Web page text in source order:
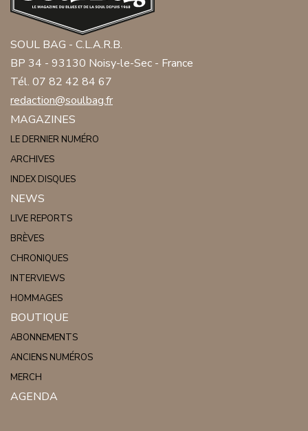
SOUL BAG - C.L.A.R.B.
BP 34 - 93130 Noisy-le-Sec - France
Tél. 07 82 42 84 67
redaction@soulbag.fr
MAGAZINES
LE DERNIER NUMÉRO
ARCHIVES
INDEX DISQUES
NEWS
LIVE REPORTS
BRÈVES
CHRONIQUES
INTERVIEWS
HOMMAGES
BOUTIQUE
ABONNEMENTS
ANCIENS NUMÉROS
MERCH
AGENDA